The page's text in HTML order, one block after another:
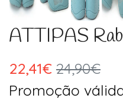
ATTIPAS
22,41€ 24,90€
Promoção